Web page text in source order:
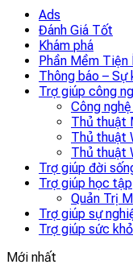
Ads
Đánh Giá Tốt
Khám phá
Phần Mềm Tiện
Thông báo – Sự
Trợ giúp công
Công nghệ
Thủ thuật
Thủ thuật
Thủ thuật
Trợ giúp đời
Trợ giúp học tập
Quản Trị
Trợ giúp sự
Trợ giúp sức
Mới nhất